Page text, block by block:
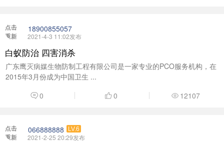
点击
重新
18900855057
2021-4-3 11:02发布
白蚁防治 四害消杀
广东鹰灭病媒生物防制工程有限公司是一家专业的PCO服务机构，在
2015年3月份成为中国卫生 ...
0
0 12107
点击
重新
066888888 LV.6
2021-2-25 20:29发布